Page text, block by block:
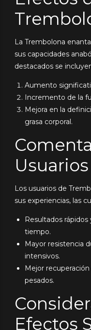
La Trembolona
sus capacidades
destacados se
Aumento
Incremento de la
Mejora en la
grasa corporal.
Usuarios
Los usuarios de
sus experiencias, las
Resultados
tiempo.
Mayor resistencia
intensivos.
Mejor
pesados.
Efectos